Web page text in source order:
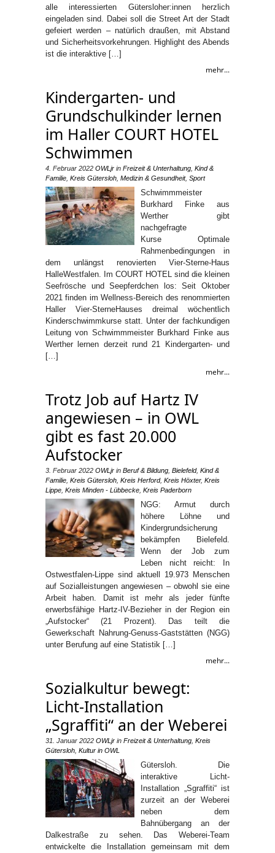
alle interessierten Gütersloher:innen herzlich
eingeladen sind. Dabei soll die Street Art der Stadt
gefeiert werden – natürlich draußen, mit Abstand
und Sicherheitsvorkehrungen. Highlight des Abends
ist die interaktive […]
mehr...
Kindergarten- und
Grundschulkinder lernen
im Haller COURT HOTEL
Schwimmen
4. Februar 2022 OWLjr in Freizeit & Unterhaltung Kind &
Familie Kreis Gütersloh Medizin & Gesundheit, Sport
Schwimmmeister
Burkhard Finke aus
Werther gibt
nachgefragte
Kurse Optimale
Rahmenbedingungen in
dem unlängst renovierten Vier-Sterne-Haus
HalleWestfalen. Im COURT HOTEL sind die kleinen
Seefrösche und Seepferdchen los: Seit Oktober
2021 finden im Wellness-Bereich des renommierten
Haller Vier-SterneHauses dreimal wöchentlich
Kinderschwimmkurse statt. Unter der fachkundigen
Leitung von Schwimmmeister Burkhard Finke aus
Werther lernen derzeit rund 21 Kindergarten- und
[…]
mehr...
Trotz Job auf Hartz IV
angewiesen – in OWL
gibt es fast 20.000
Aufstocker
3. Februar 2022 OWLjr in Beruf & Bildung Bielefeld, Kind &
Familie Kreis Gütersloh Kreis Herford, Kreis Höxter, Kreis
Lippe Kreis Minden - Lübbecke Kreis Paderborn
NGG: Armut durch
höhere Löhne und
Kindergrundsicherung
bekämpfen Bielefeld.
Wenn der Job zum
Leben nicht reicht: In
Ostwestfalen-Lippe sind aktuell 19.973 Menschen
auf Sozialleistungen angewiesen – obwohl sie eine
Arbeit haben. Damit ist mehr als jeder fünfte
erwerbsfähige Hartz-IV-Bezieher in der Region ein
„Aufstocker“ (21 Prozent). Das teilt die
Gewerkschaft Nahrung-Genuss-Gaststätten (NGG)
unter Berufung auf eine Statistik […]
mehr...
Sozialkultur bewegt:
Licht-Installation
„Sgraffiti“ an der Weberei
31. Januar 2022 OWLjr in Freizeit & Unterhaltung Kreis
Gütersloh Kultur in OWL
Gütersloh. Die
interaktive Licht-
Installation „Sgraffiti“ ist
zurzeit an der Weberei
neben dem
Bahnübergang an der
Dalkestraße zu sehen. Das Weberei-Team
entwickelte die Installation gemeinsam mit dem